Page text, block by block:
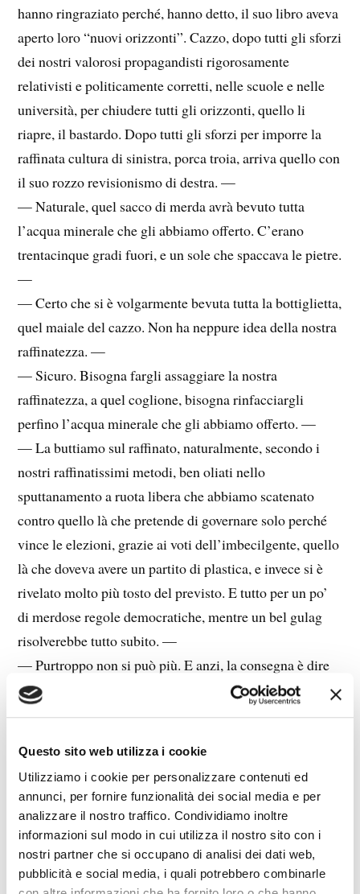
Questo sito web utilizza i cookie
Utilizziamo i cookie per personalizzare contenuti ed
annunci, per fornire funzionalità dei social media e per
analizzare il nostro traffico. Condividiamo inoltre
informazioni sul modo in cui utilizza il nostro sito con i
nostri partner che si occupano di analisi dei dati web,
pubblicità e social media, i quali potrebbero combinarle
hanno ringraziato perché, hanno detto, il suo libro aveva
aperto loro “nuovi orizzonti”. Cazzo, dopo tutti gli sforzi
dei nostri valorosi propagandisti rigorosamente
relativisti e politicamente corretti, nelle scuole e nelle
università, per chiudere tutti gli orizzonti, quello li
riapre, il bastardo. Dopo tutti gli sforzi per imporre la
raffinata cultura di sinistra, porca troia, arriva quello con
il suo rozzo revisionismo di destra. —
— Naturale, quel sacco di merda avrà bevuto tutta
l’acqua minerale che gli abbiamo offerto. C’erano
trentacinque gradi fuori, e un sole che spaccava le pietre.
—
— Certo che si è volgarmente bevuta tutta la bottiglietta,
quel maiale del cazzo. Non ha neppure idea della nostra
raffinatezza. —
— Sicuro. Bisogna fargli assaggiare la nostra
raffinatezza, a quel coglione, bisogna rinfacciargli
perfino l’acqua minerale che gli abbiamo offerto. —
— La buttiamo sul raffinato, naturalmente, secondo i
nostri raffinatissimi metodi, ben oliati nello
sputtanamento a ruota libera che abbiamo scatenato
contro quello là che pretende di governare solo perché
vince le elezioni, grazie ai voti dell’imbecilgente, quello
là che doveva avere un partito di plastica, e invece si è
rivelato molto più tosto del previsto. E tutto per un po’
di merdose regole democratiche, mentre un bel gulag
risolverebbe tutto subito. —
— Purtroppo non si può più. E anzi, la consegna è dire
che quello non era comunismo. Esattamente come
procede il raffinato sputtanamento di quel gran
— Ho già in mente la frase che metterà a terra lo
stronzo: “Il massiccio nemico, colpevole di ostinarsi a
pensare con la propria testa, ingollava a grandi sorsate
acqua minerale per rifornire il corpaccione ben nutrito
che trasudava benessere capitalistico.” E poi gli darò del
matto. Ecco, meglio: “Gesticola per dare forza al suo